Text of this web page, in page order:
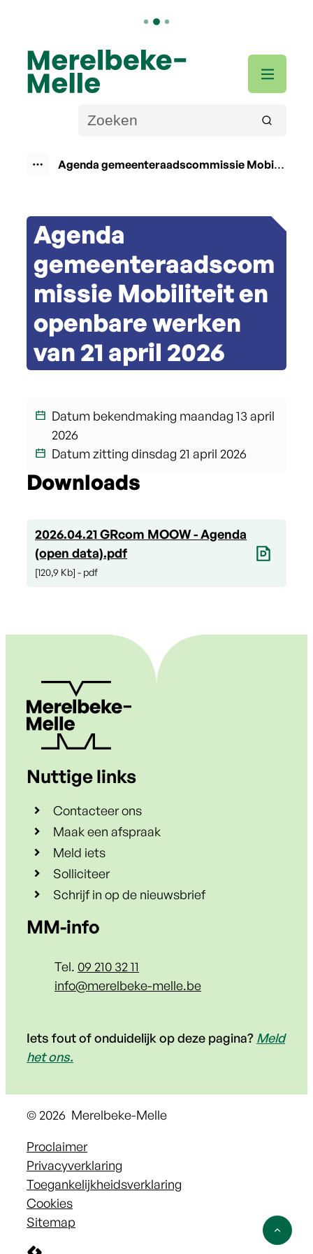
Naar inhoud
Merelbeke-Melle
Wat zoek je?
Zoeken
Menu
Toon alle broodkruimel items
Agenda gemeenteraadscommissie Mobiliteit en openbare werken van 21 april 2026
Agenda
gemeenteraadscom
missie Mobiliteit en
openbare werken
van 21 april 2026
Datum bekendmaking maandag 13 april
2026
Datum zitting dinsdag 21 april 2026
Downloads
2026.04.21 GRcom MOOW - Agenda
(open data).pdf
120,9 Kb pdf
Nuttige links
Contacteer ons
Maak een afspraak
Meld iets
Solliciteer
Schrijf in op de nieuwsbrief
Contact & openingsuren
MM-info
09 210 32 11
E-mailinfo@merelbeke-melle.be
Iets fout of onduidelijk op deze pagina? Meld
het ons.
© 2026 Merelbeke-Melle
Proclaimer
Privacyverklaring
Toegankelijkheidsverklaring
Cookies
Sitemap
Naar